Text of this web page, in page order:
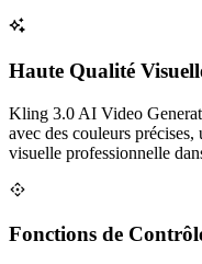
Haute Qualité
Kling 3.0 AI Video
avec des couleurs
visuelle professionnelle
Fonctions de